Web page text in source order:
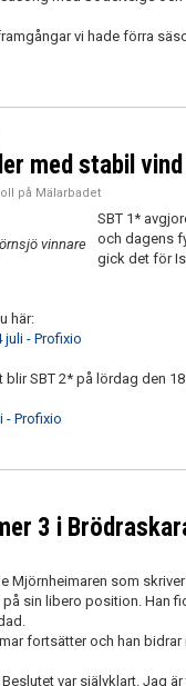
vi hade förra
med stabil vind
på Mälarbadet
vinnare
SBT 1*
och dagens
gick det för
här:
juli - Profixio
blir SBT 2* på lördag den
- Profixio
3 i
Mjörnheimaren som
sin libero position. Han
fortsätter och han
var självklart. Jag